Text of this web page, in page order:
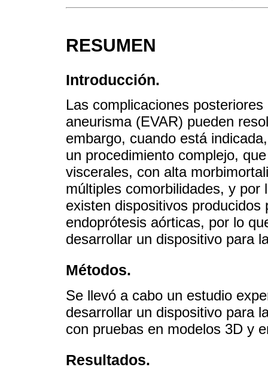
RESUMEN
Introducción.
Las complicaciones
aneurisma (EVAR) pueden
embargo, cuando está
un procedimiento complejo,
viscerales, con alta
múltiples comorbilidades, y
existen dispositivos
endoprótesis aórticas, por lo
desarrollar un dispositivo para
Métodos.
Se llevó a cabo un estudio
desarrollar un dispositivo para
con pruebas en modelos 3D y
Resultados.